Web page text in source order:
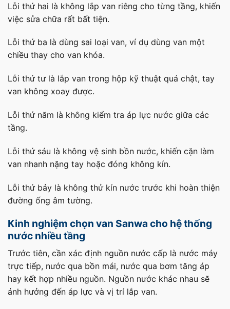
Lỗi thứ hai là không lắp van riêng cho từng tầng, khiến
việc sửa chữa rất bất tiện.
Lỗi thứ ba là dùng sai loại van, ví dụ dùng van một
chiều thay cho van khóa.
Lỗi thứ tư là lắp van trong hộp kỹ thuật quá chật, tay
van không xoay được.
Lỗi thứ năm là không kiểm tra áp lực nước giữa các
tầng.
Lỗi thứ sáu là không vệ sinh bồn nước, khiến cặn làm
van nhanh nặng tay hoặc đóng không kín.
Lỗi thứ bảy là không thử kín nước trước khi hoàn thiện
đường ống âm tường.
Kinh nghiệm chọn van Sanwa cho hệ thống
nước nhiều tầng
Trước tiên, cần xác định nguồn nước cấp là nước máy
trực tiếp, nước qua bồn mái, nước qua bơm tăng áp
hay kết hợp nhiều nguồn. Nguồn nước khác nhau sẽ
ảnh hưởng đến áp lực và vị trí lắp van.